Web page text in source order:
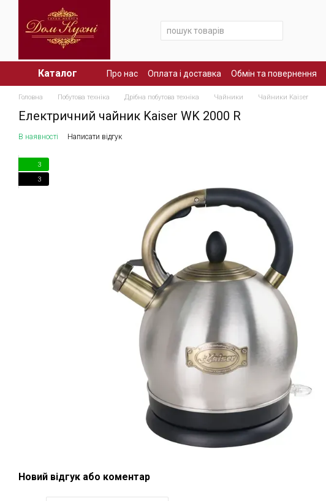
Перейти до основного контенту
Каталог Про нас Оплата і доставка Обмін та повернення
Головна Побутова техніка Дрібна побутова техніка Чайники Чайники Kaiser
Електричний чайник Kaiser WK 2000 R
В наявності Написати відгук
3
3
Новий відгук або коментар